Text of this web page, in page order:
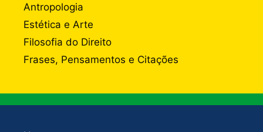
Antropologia
Estética e Arte
Filosofia do Direito
Frases, Pensamentos e Citações